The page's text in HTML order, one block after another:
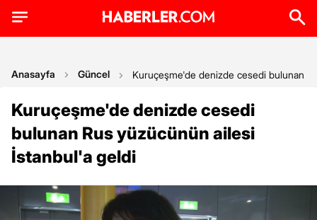
Anasayfa Güncel Kuruçeşme'de denizde cesedi bulunan
Kuruçeşme'de denizde cesedi
bulunan Rus yüzücünün ailesi
İstanbul'a geldi